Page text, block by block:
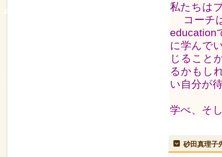
私たちは
コーチ
education
に学んで
じること
るかもし
い自分が
学べ、そ
砂田真理子